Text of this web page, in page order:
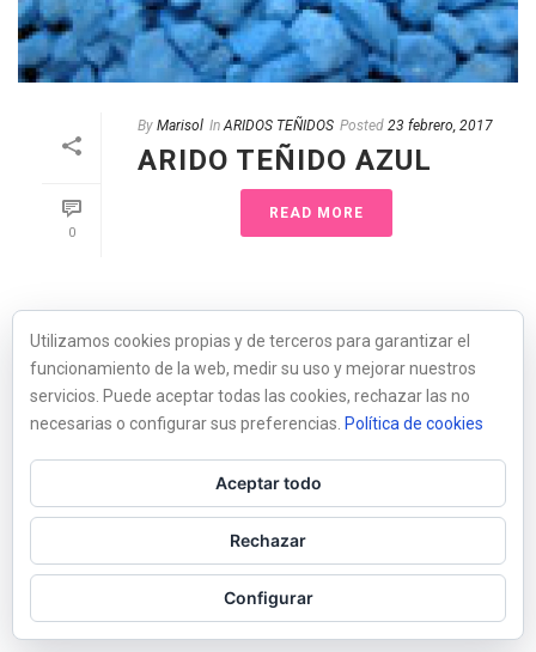
0
By Marisol In ARIDOS TEÑIDOS Posted 23 febrero, 2017
ARIDO TEÑIDO AZUL
READ MORE
Utilizamos cookies propias y de terceros para garantizar el
funcionamiento de la web, medir su uso y mejorar nuestros
servicios. Puede aceptar todas las cookies, rechazar las no
necesarias o configurar sus preferencias. Política de cookies
Aceptar todo
Rechazar
Configurar